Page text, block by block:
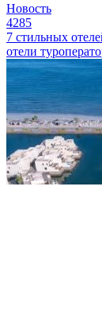
Новость
4285
7 стильных
отели